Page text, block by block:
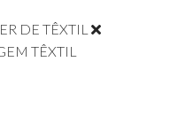
DE TÊXTIL
TÊXTIL